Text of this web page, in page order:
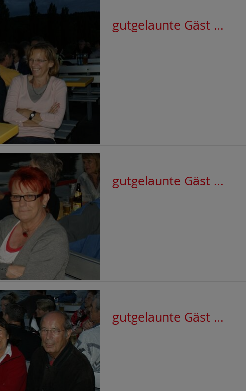
gutgelaunte Gäst ...
gutgelaunte Gäst ...
gutgelaunte Gäst ...